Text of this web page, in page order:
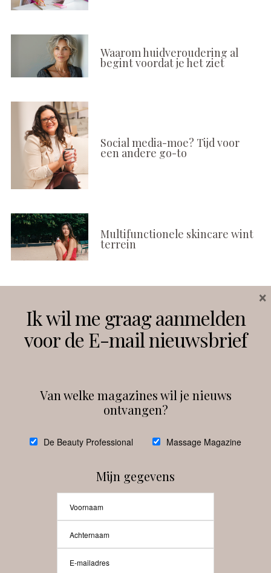
Waarom huidveroudering al
begint voordat je het ziet
Social media-moe? Tijd voor
een andere go-to
Multifunctionele skincare wint
terrein
Instagram Facebook
debeautyprofessional
Ik wil me graag aanmelden
voor de E-mail nieuwsbrief
Van welke magazines wil je nieuws
ontvangen?
De Beauty Professional Massage Magazine
Mijn gegevens
×